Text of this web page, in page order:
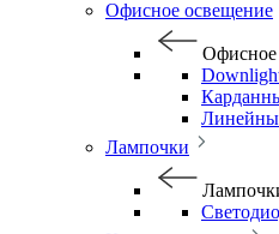
Офисное освещение
Офисное
Лампочки